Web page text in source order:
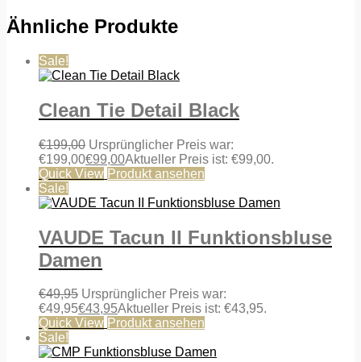
Ähnliche Produkte
Sale!
Clean Tie Detail Black
€199,00 Ursprünglicher Preis war:
€199,00€99,00Aktueller Preis ist: €99,00.
Quick View Produkt ansehen
Sale!
VAUDE Tacun II Funktionsbluse
Damen
€49,95 Ursprünglicher Preis war:
€49,95€43,95Aktueller Preis ist: €43,95.
Quick View Produkt ansehen
Sale!